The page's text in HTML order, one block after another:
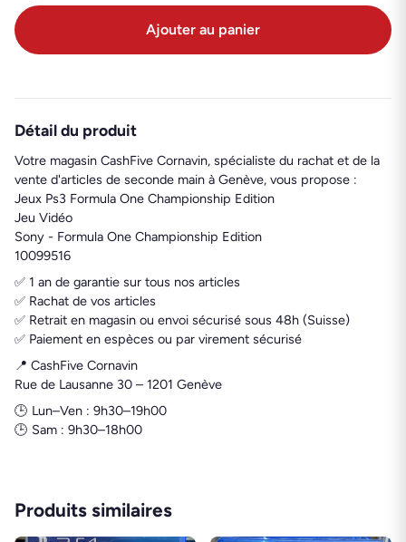
Ajouter au panier
Détail du produit
Votre magasin CashFive Cornavin, spécialiste du rachat et de la
vente d'articles de seconde main à Genève, vous propose :
Jeux Ps3 Formula One Championship Edition
Jeu Vidéo
Sony - Formula One Championship Edition
10099516
✅ 1 an de garantie sur tous nos articles
✅ Rachat de vos articles
✅ Retrait en magasin ou envoi sécurisé sous 48h (Suisse)
✅ Paiement en espèces ou par virement sécurisé
📍 CashFive Cornavin
Rue de Lausanne 30 – 1201 Genève
🕒 Lun–Ven : 9h30–19h00
🕒 Sam : 9h30–18h00
Produits similaires